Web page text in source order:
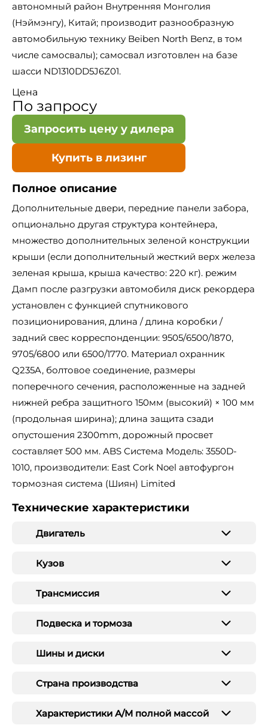
автономный район Внутренняя Монголия
(Нэймэнгу), Китай; производит разнообразную
автомобильную технику Beiben North Benz, в том
числе самосвалы); самосвал изготовлен на базе
шасси ND1310DD5J6Z01.
Цена
По запросу
Запросить цену у дилера
Купить в лизинг
Полное описание
Дополнительные двери, передние панели забора,
опционально другая структура контейнера,
множество дополнительных зеленой конструкции
крыши (если дополнительный жесткий верх железа
зеленая крыша, крыша качество: 220 кг). режим
Дамп после разгрузки автомобиля диск рекордера
установлен с функцией спутникового
позиционирования, длина / длина коробки /
задний свес корреспонденции: 9505/6500/1870,
9705/6800 или 6500/1770. Материал охранник
Q235A, болтовое соединение, размеры
поперечного сечения, расположенные на задней
нижней ребра защитного 150мм (высокий) × 100 мм
(продольная ширина); длина защита сзади
опустошения 2300mm, дорожный просвет
составляет 500 мм. ABS Система Модель: 3550D-
1010, производители: East Cork Noel автофургон
тормозная система (Шиян) Limited
Технические характеристики
Двигатель
Кузов
Трансмиссия
Подвеска и тормоза
Шины и диски
Страна производства
Характеристики А/М полной массой